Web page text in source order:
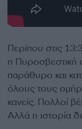
Περίπου στις
η Πυροσβεστική
παράθυρο και
όλους τους
κανείς. Πολλοί
Αλλά η ιστορία